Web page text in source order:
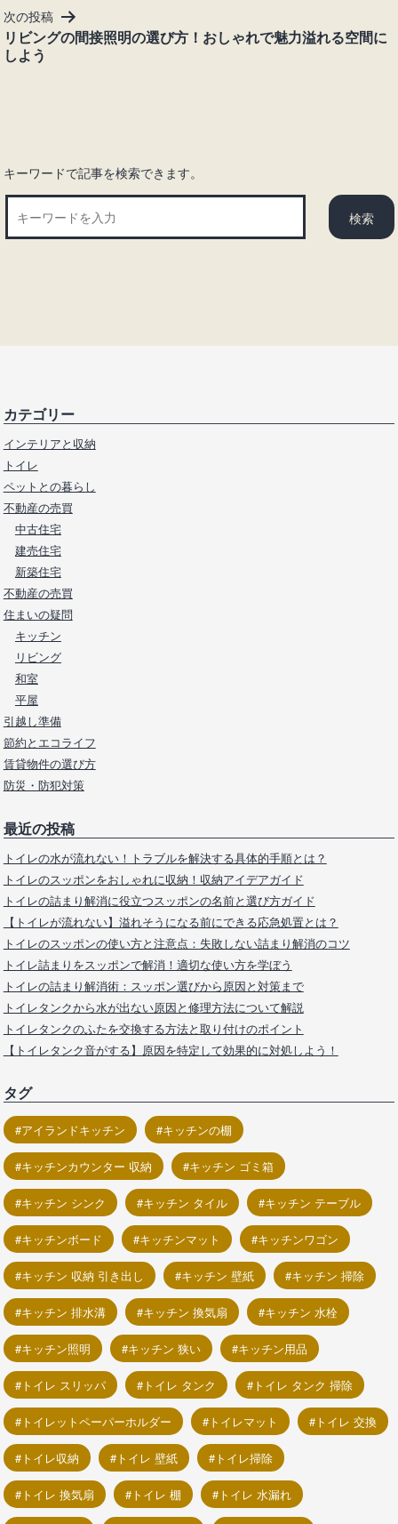
ゲ
ー
シ
次の投稿
リビングの間接照明の選び方！おしゃれで魅力溢れる空間に
しよう
キーワードで記事を検索できます。
カテゴリー
インテリアと収納
トイレ
ペットとの暮らし
不動産の売買
中古住宅
建売住宅
新築住宅
不動産の売買
住まいの疑問
キッチン
リビング
和室
平屋
引越し準備
節約とエコライフ
賃貸物件の選び方
防災・防犯対策
最近の投稿
トイレの水が流れない！トラブルを解決する具体的手順とは？
トイレのスッポンをおしゃれに収納！収納アイデアガイド
トイレの詰まり解消に役立つスッポンの名前と選び方ガイド
【トイレが流れない】溢れそうになる前にできる応急処置とは？
トイレのスッポンの使い方と注意点：失敗しない詰まり解消のコツ
トイレ詰まりをスッポンで解消！適切な使い方を学ぼう
トイレの詰まり解消術：スッポン選びから原因と対策まで
トイレタンクから水が出ない原因と修理方法について解説
トイレタンクのふたを交換する方法と取り付けのポイント
【トイレタンク音がする】原因を特定して効果的に対処しよう！
タグ
アイランドキッチン キッチンの棚
キッチンカウンター 収納 キッチン ゴミ箱
キッチン シンク キッチン タイル キッチン テーブル
キッチンボード キッチンマット キッチンワゴン
キッチン 収納 引き出し キッチン 壁紙 キッチン 掃除
キッチン 排水溝 キッチン 換気扇 キッチン 水栓
キッチン照明 キッチン 狭い キッチン用品
トイレ スリッパ トイレ タンク トイレ タンク 掃除
トイレットペーパーホルダー トイレマット トイレ 交換
トイレ収納 トイレ 壁紙 トイレ掃除
トイレ 換気扇 トイレ 棚 トイレ 水漏れ